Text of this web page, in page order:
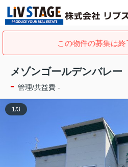
この物件の募集は終
メゾンゴールデンバレ
- 管理/共益費 -
1/3